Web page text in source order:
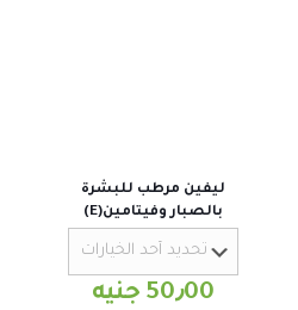
ليفين مرطب للبشرة
بالصبار وفيتامين(E)
50٫00جنيه